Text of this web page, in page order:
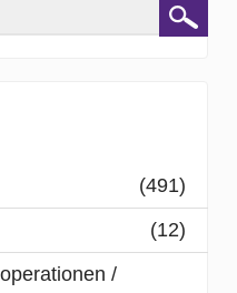
(491)
(12)
/